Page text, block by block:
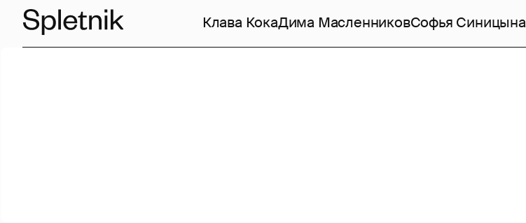
Клава КокаДима МасленниковСофья Синицына